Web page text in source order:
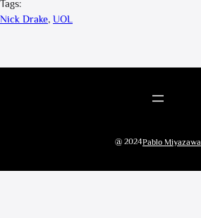
Tags:
Nick Drake, UOL
@ 2024Pablo Miyazawa